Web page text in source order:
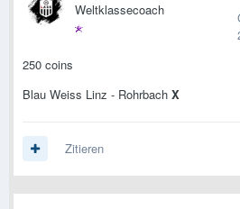
Weltklassecoach
250 coins
Blau Weiss Linz - Rohrbach X
Zitieren